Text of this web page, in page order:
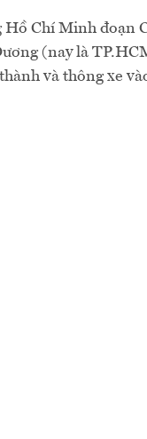
Hồ Chí Minh
(nay là
và thông xe